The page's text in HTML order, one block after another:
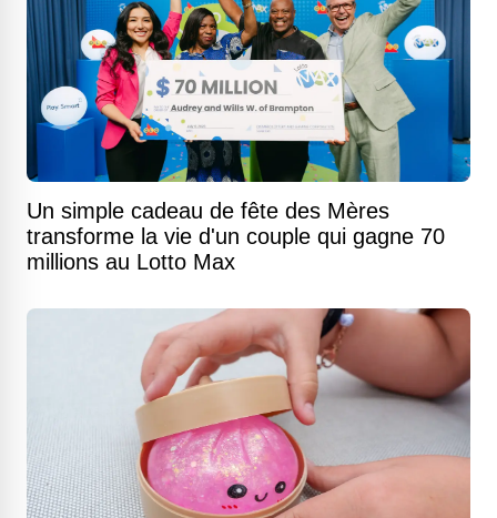
Un simple cadeau de fête des Mères
transforme la vie d'un couple qui gagne 70
millions au Lotto Max